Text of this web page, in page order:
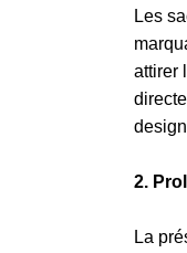
Les
attirer
2.
La